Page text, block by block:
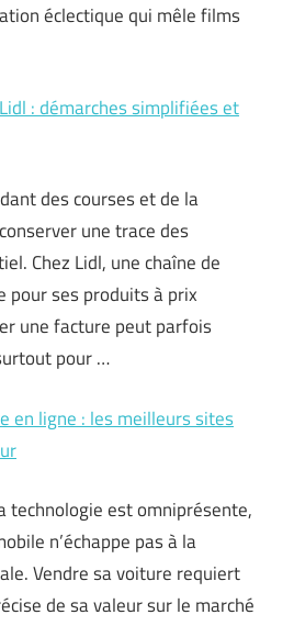
éclectique qui mêle films
: démarches simplifiées et
des courses et de la
une trace des
Chez Lidl, une chaîne de
pour ses produits à prix
une facture peut parfois
pour …
en ligne : les meilleurs sites
technologie est omniprésente,
n’échappe pas à la
Vendre sa voiture requiert
de sa valeur sur le marché